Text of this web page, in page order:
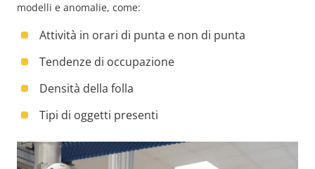
modelli e anomalie, come:
Attività in orari di punta e non di punta
Tendenze di occupazione
Densità della folla
Tipi di oggetti presenti